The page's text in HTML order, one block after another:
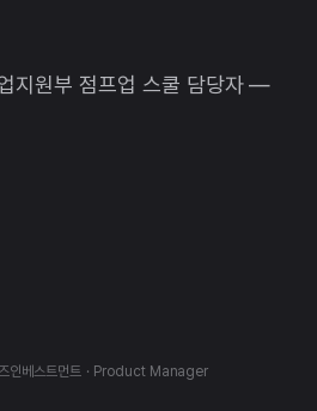
지원부 점프업 스쿨 담당자 —
인베스트먼트 · Product Manager